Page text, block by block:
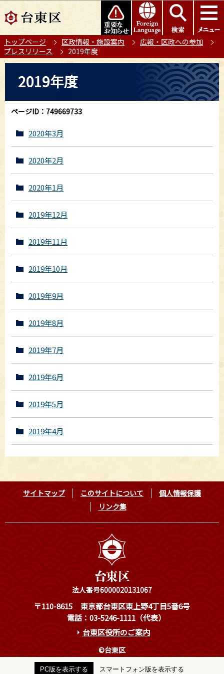
の
ー
ジ
このページの本文へ移動
トップページ 区政情報・施設案内
広報・区政への参加
プレスリリース
2019年度
2019年度
ページID：749669733
2020年3月
2020年2月
2020年1月
2019年12月
2019年11月
2019年10月
2019年9月
2019年8月
2019年7月
2019年6月
2019年5月
2019年4月
サイトマップ このサイトについて
個人情報保護
リンク集
法人番号6000020131067
〒110-8615
東京都台東区東上野4丁目5番6号
電話：03-5246-1111（代表）
台東区役所のご案内
©台東区
PC版を表示する スマートフォン版を表示する